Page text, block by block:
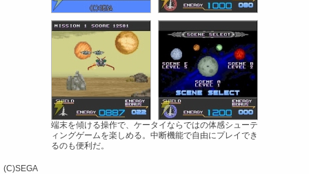
端末を傾ける操作で、ケータイならではの体感シューテ
ィングゲームを楽しめる。中断機能で自由にプレイでき
るのも便利だ。
(C)SEGA